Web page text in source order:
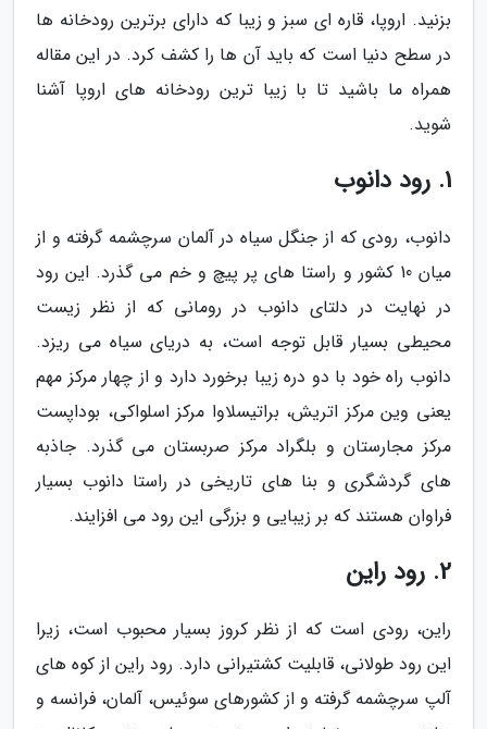
بزنید. اروپا، قاره ای سبز و زیبا که دارای برترین رودخانه ها
در سطح دنیا است که باید آن ها را کشف کرد. در این مقاله
همراه ما باشید تا با زیبا ترین رودخانه های اروپا آشنا
شوید.
1. رود دانوب
دانوب، رودی که از جنگل سیاه در آلمان سرچشمه گرفته و از
میان 10 کشور و راستا های پر پیچ و خم می گذرد. این رود
در نهایت در دلتای دانوب در رومانی که از نظر زیست
محیطی بسیار قابل توجه است، به دریای سیاه می ریزد.
دانوب راه خود با دو دره زیبا برخورد دارد و از چهار مرکز مهم
یعنی وین مرکز اتریش، براتیسلاوا مرکز اسلواکی، بوداپست
مرکز مجارستان و بلگراد مرکز صربستان می گذرد. جاذبه
های گردشگری و بنا های تاریخی در راستا دانوب بسیار
فراوان هستند که بر زیبایی و بزرگی این رود می افزایند.
2. رود راین
راین، رودی است که از نظر کروز بسیار محبوب است، زیرا
این رود طولانی، قابلیت کشتیرانی دارد. رود راین از کوه های
آلپ سرچشمه گرفته و از کشورهای سوئیس، آلمان، فرانسه و